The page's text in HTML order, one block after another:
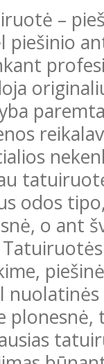
–
piešinio
odos
o ant